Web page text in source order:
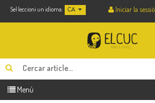
Sel·leccioni un idioma: CA Iniciar la sessió
Menú